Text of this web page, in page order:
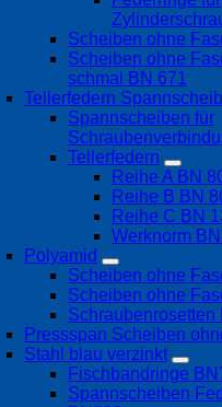
Scheiben ohne
Scheiben ohne
schmal BN 671
Tellerfedern
Spannscheiben für
Tellerfedern
Reihe A BN
Reihe B BN
Reihe C BN
Werknorm
Polyamid
Scheiben ohne
Scheiben ohne
Schraubenrosetten
Pressspan Scheiben
Stahl blau verzinkt
Fischbandringe
Spannscheiben